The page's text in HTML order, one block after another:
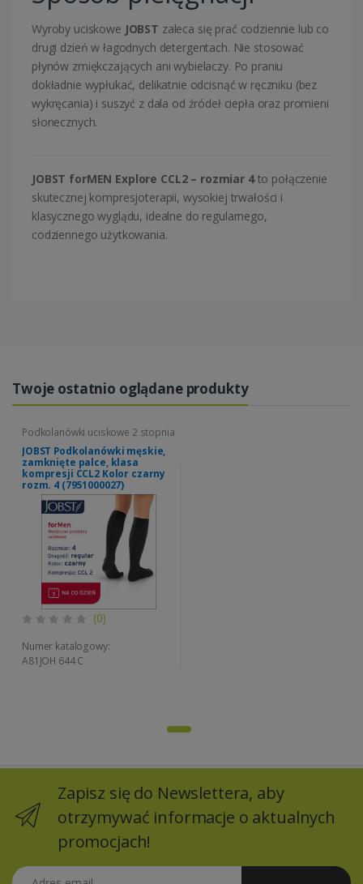
Wyroby uciskowe JOBST zaleca się prać codziennie lub co
drugi dzień w łagodnych detergentach. Nie stosować
płynów zmiękczających ani wybielaczy. Po praniu
dokładnie wypłukać, delikatnie odcisnąć w ręczniku (bez
wykręcania) i suszyć z dala od źródeł ciepła oraz promieni
słonecznych.
JOBST forMEN Explore CCL2 – rozmiar 4to połączenie
skutecznej kompresjoterapii, wysokiej trwałości i
klasycznego wyglądu, idealne do regularnego,
codziennego użytkowania.
Twoje ostatnio oglądane produkty
Podkolanówki uciskowe 2 stopnia
JOBST Podkolanówki męskie,
zamknięte palce, klasa
kompresji CCL2 Kolor czarny
rozm. 4 (7951000027)
(0)
Numer katalogowy:
A81JOH 644 C
Zapisz się do Newslettera, aby
otrzymywać informacje o aktualnych
promocjach!
Adres email